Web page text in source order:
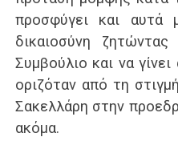
προσφύγει και
δικαιοσύνη ζητώντας
Συμβούλιο και να
οριζόταν από τη
Σακελλάρη στην
ακόμα.